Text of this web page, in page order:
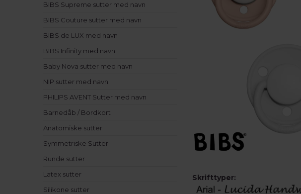
BIBS Supreme sutter med navn
BIBS Couture sutter med navn
BIBS de LUX med navn
BIBS Infinity med navn
Baby Nova sutter med navn
NIP sutter med navn
PHILIPS AVENT Sutter med navn
Barnedåb / Bordkort
Anatomiske sutter
Symmetriske Sutter
Runde sutter
Latex sutter
Silikone sutter
Skrifttyper: